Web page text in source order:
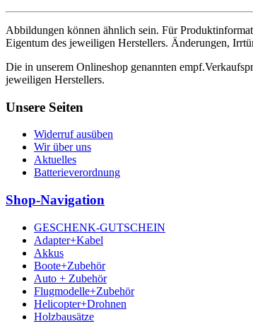
Abbildungen können ähnlich sein. Für
Eigentum des jeweiligen Herstellers. Änderungen,
Die in unserem Onlineshop genannten
jeweiligen Herstellers.
Unsere Seiten
Widerruf ausüben
Wir über uns
Aktuelles
Batterieverordnung
Shop-Navigation
GESCHENK-GUTSCHEIN
Adapter+Kabel
Akkus
Boote+Zubehör
Auto + Zubehör
Flugmodelle+Zubehör
Helicopter+Drohnen
Holzbausätze